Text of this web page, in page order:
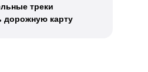
треки
дорожную карту